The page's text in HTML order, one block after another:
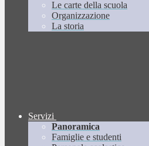
Le carte della scuola
Organizzazione
La storia
Servizi
Panoramica
Famiglie e studenti